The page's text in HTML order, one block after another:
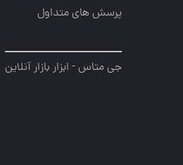
پرسش های متداول
جی متاس - ابزار بازار آنلاین